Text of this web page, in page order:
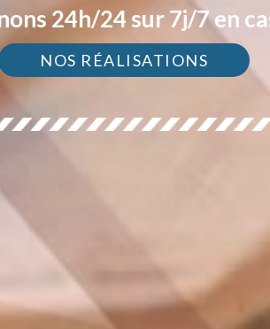
24h/24 sur 7j/7 en
NOS RÉALISATIONS